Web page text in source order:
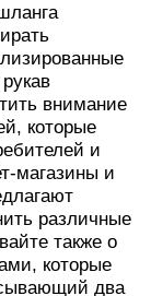
внимание
которые
и
магазины и
различные
также о
которые
два